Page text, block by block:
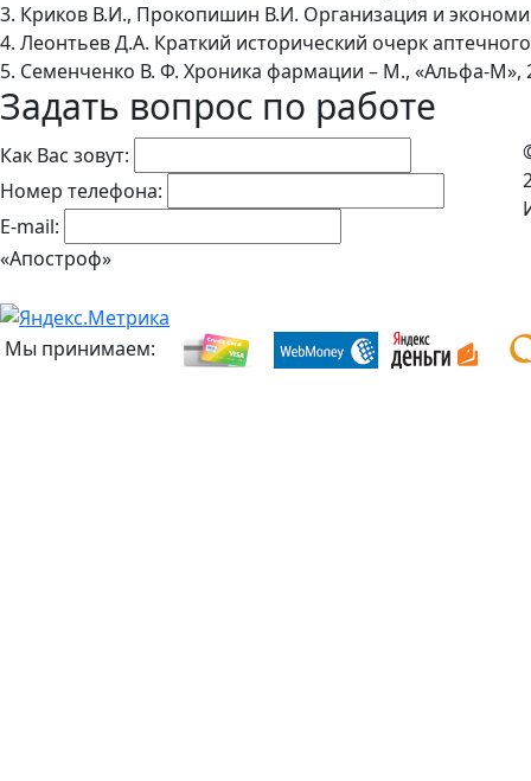
3. Криков В.И., Прокопишин В.И. Организация и
4. Леонтьев Д.А. Краткий исторический очерк
5. Семенченко В. Ф. Хроника фармации – М., «Альфа-М»,
Задать вопрос по работе
Как Вас зовут:
Номер телефона:
E-mail:
«Апостроф»
Мы принимаем: